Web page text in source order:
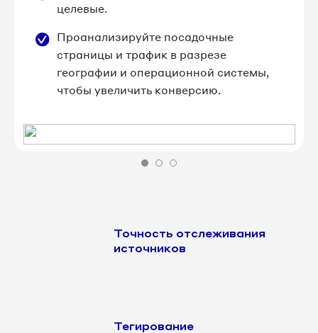
целевые.
Проанализируйте посадочные
страницы и трафик в разрезе
географии и операционной системы,
чтобы увеличить конверсию.
Точность отслеживания
источников
Тегирование